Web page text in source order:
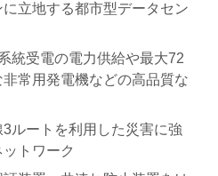
に立地する都市型データセン
統受電の電力供給や最大72
常用発電機などの高品質な
3ルートを利用した災害に強
トワーク